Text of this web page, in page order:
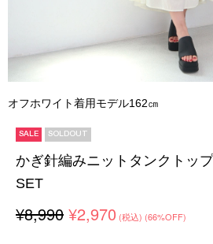
オフホワイト着用モデル162㎝
SALE SOLDOUT
かぎ針編みニットタンクトッ
SET
¥8,990 ¥2,970 (税込) (66%OFF)